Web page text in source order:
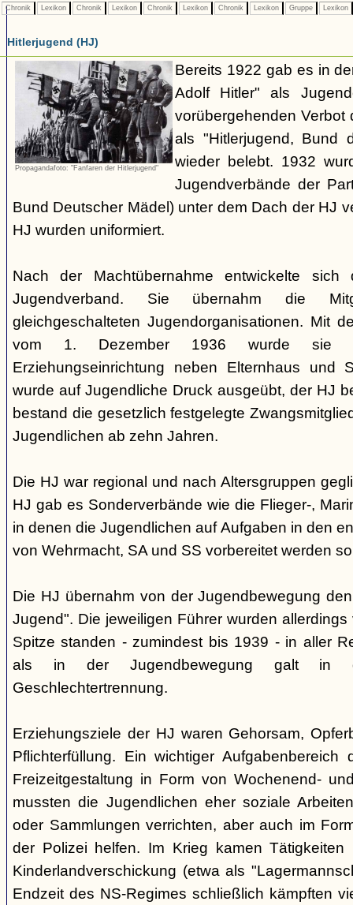
Chronik Lexikon Chronik Lexikon Chronik Lexikon Chronik Lexikon Gruppe Lexikon
Hitlerjugend (HJ)
Propagandafoto: "Fanfaren der Hitlerjugend"
Bereits 1922 gab es in
Adolf Hitler" als
vorübergehenden Verbot
als "Hitlerjugend, Bund
wieder belebt. 1932
Jugendverbände der
Bund Deutscher Mädel) unter dem Dach der HJ
HJ wurden uniformiert.
Nach der Machtübernahme entwickelte
Jugendverband. Sie übernahm die
gleichgeschalteten Jugendorganisationen. Mit
vom 1. Dezember 1936 wurde sie
Erziehungseinrichtung neben Elternhaus und
wurde auf Jugendliche Druck ausgeübt, der HJ
bestand die gesetzlich festgelegte
Jugendlichen ab zehn Jahren.
Die HJ war regional und nach Altersgruppen
HJ gab es Sonderverbände wie die Flieger-,
in denen die Jugendlichen auf Aufgaben in den
von Wehrmacht, SA und SS vorbereitet werden
Die HJ übernahm von der Jugendbewegung
Jugend". Die jeweiligen Führer wurden
Spitze standen - zumindest bis 1939 - in aller
als in der Jugendbewegung galt in
Geschlechtertrennung.
Erziehungsziele der HJ waren Gehorsam,
Pflichterfüllung. Ein wichtiger
Freizeitgestaltung in Form von Wochenend-
mussten die Jugendlichen eher soziale
oder Sammlungen verrichten, aber auch im
der Polizei helfen. Im Krieg kamen
Kinderlandverschickung (etwa als
Endzeit des NS-Regimes schließlich kämpften